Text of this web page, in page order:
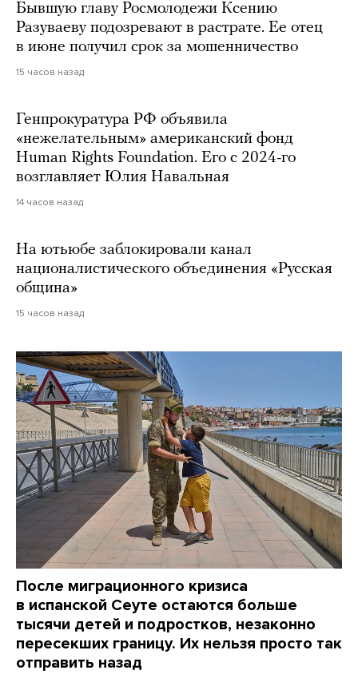
Бывшую главу Росмолодежи Ксению
Разуваеву подозревают в растрате. Ее отец
в июне получил срок за мошенничество
15 часов назад
Генпрокуратура РФ объявила
«нежелательным» американский фонд
Human Rights Foundation. Его с 2024-го
возглавляет Юлия Навальная
14 часов назад
На ютьюбе заблокировали канал
националистического объединения «Русская
община»
15 часов назад
После миграционного кризиса
в испанской Сеуте остаются больше
тысячи детей и подростков, незаконно
пересекших границу. Их нельзя просто так
отправить назад